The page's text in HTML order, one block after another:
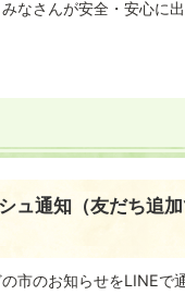
なさんが安全・安心に
ュ通知（友だち追
市のお知らせをLINEで